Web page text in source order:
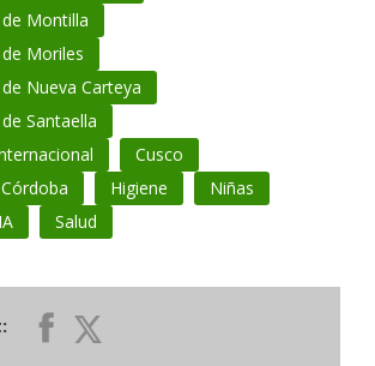
Montilla
Moriles
Nueva Carteya
Santaella
Cusco
Higiene
Niñas
Salud